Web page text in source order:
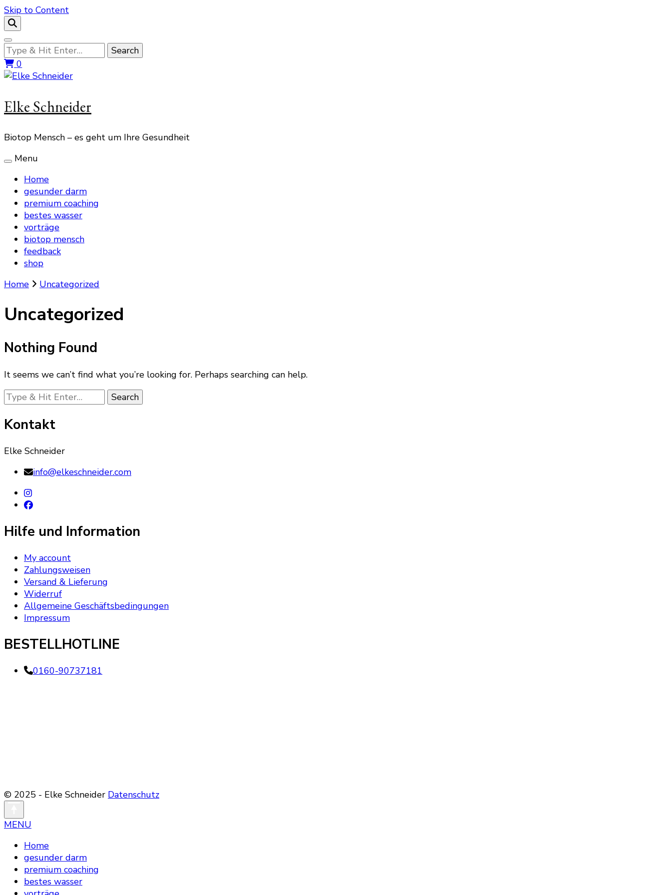
Skip to Content
Looking
for
Something?
0
Elke Schneider
Biotop Mensch – es geht um Ihre Gesundheit
Menu
Home
gesunder darm
premium coaching
bestes wasser
vorträge
biotop mensch
feedback
shop
Home
Uncategorized
Uncategorized
Nothing Found
It seems we can’t find what you’re looking for. Perhaps searching can help.
Looking
for
Something?
Kontakt
Elke Schneider
info@elkeschneider.com
Hilfe und Information
My account
Zahlungsweisen
Versand & Lieferung
Widerruf
Allgemeine Geschäftsbedingungen
Impressum
BESTELLHOTLINE
0160-90737181
© 2025 - Elke Schneider Datenschutz
MENU
Home
gesunder darm
premium coaching
bestes wasser